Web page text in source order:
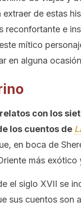
de estas
reconfortante e
mítico
en alguna
con los
los cuentos de
en boca de
más exótico
el siglo XVII se
sus cuentos son